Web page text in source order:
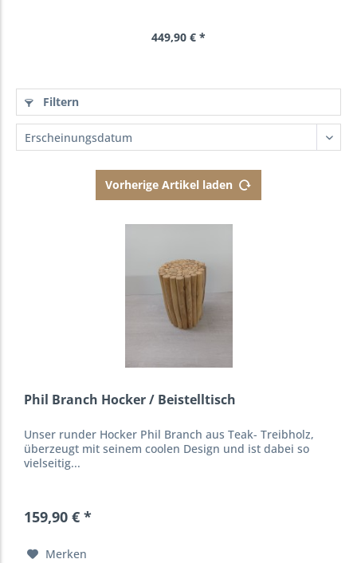
449,90 € *
Filtern
Vorherige Artikel laden
Phil Branch Hocker / Beistelltisch
Unser runder Hocker Phil Branch aus Teak- Treibholz,
überzeugt mit seinem coolen Design und ist dabei so
vielseitig...
159,90 € *
Merken